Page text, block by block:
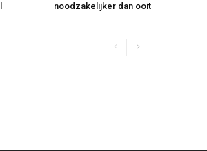
noodzakelijker dan ooit